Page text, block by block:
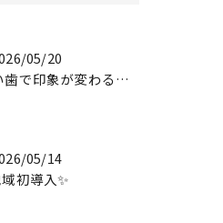
05/20
白い歯で印象が変わる🦷✨️
05/14
初導入✨